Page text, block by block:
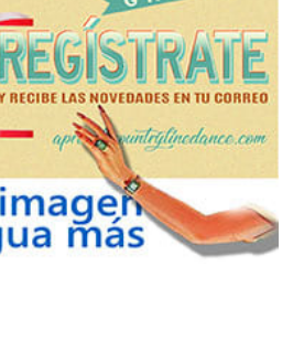
acceso completo a la web. Puedes
alfabético de vídeos tutoriales y
que más te apetezca. Recibirás en tu
las novedades tanto en el blog, como
cualquier momento puedes dar de baja
newsletter sin dejar de estar registrado.
REGÍSTRATE